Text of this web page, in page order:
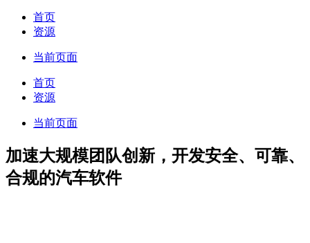
首页
资源
当前页面
首页
资源
当前页面
​加速大规模团队创新，开发安全、可靠、
合规的汽车软件